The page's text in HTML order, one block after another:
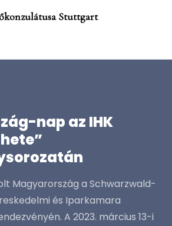
Stuttgart
main menu
nap az IHK
Magyarország a Schwarzwald-
és Iparkamara
A 2023. március 13-i